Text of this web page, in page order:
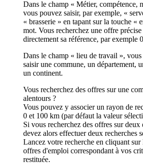
Dans le champ « Métier, compétence,
vous pouvez saisir, par exemple, «
« brasserie » en tapant sur la touche «
mot. Vous recherchez une offre précise
directement sa référence, par exemple
Dans le champ « lieu de travail »,
saisir une commune, un département,
un continent.
Vous recherchez des offres sur une
alentours ?
Vous pouvez y associer un rayon de
0 et 100 km (par défaut la valeur
Si vous recherchez des offres sur deux
devez alors effectuer deux recherches
Lancez votre recherche en cliquant
offres d'emploi correspondant à vos
restituée.